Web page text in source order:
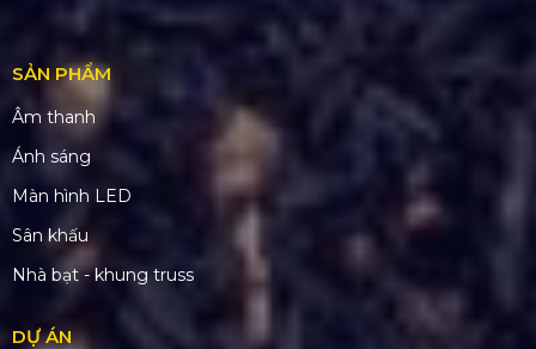
SẢN PHẨM
Âm thanh
Ánh sáng
Màn hình LED
Sân khấu
Nhà bạt - khung truss
DỰ ÁN